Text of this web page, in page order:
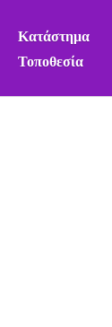
Κατάστημα
Τοποθεσία